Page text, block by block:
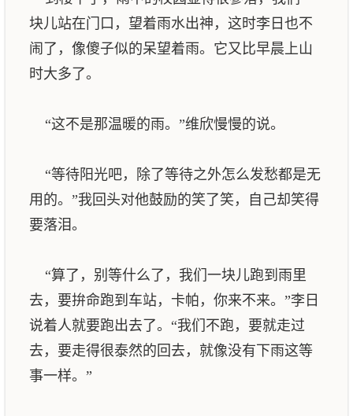
块儿站在门口，望着雨水出神，这时李日也不
闹了，像傻子似的呆望着雨。它又比早晨上山
时大多了。
“这不是那温暖的雨。”维欣慢慢的说。
“等待阳光吧，除了等待之外怎么发愁都是无
用的。”我回头对他鼓励的笑了笑，自己却笑得
要落泪。
“算了，别等什么了，我们一块儿跑到雨里
去，要拚命跑到车站，卡帕，你来不来。”李日
说着人就要跑出去了。“我们不跑，要就走过
去，要走得很泰然的回去，就像没有下雨这等
事一样。”